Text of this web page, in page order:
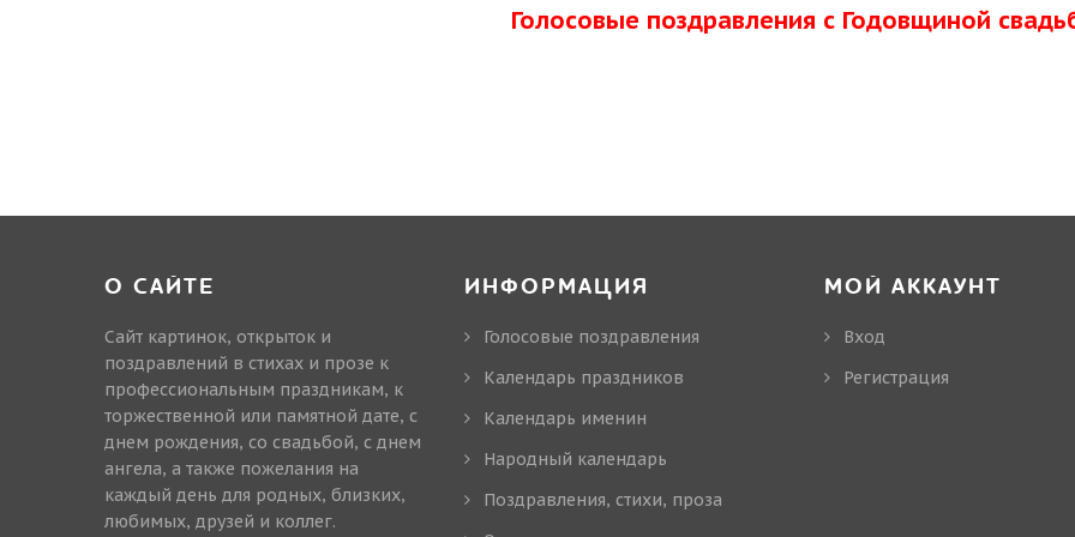
Голосовые поздравления с Годовщиной
О САЙТЕ
Сайт картинок, открыток и
поздравлений в стихах и прозе к
профессиональным праздникам, к
торжественной или памятной дате, с
днем рождения, со свадьбой, с днем
ангела, а также пожелания на
каждый день для родных, близких,
любимых, друзей и коллег.
ИНФОРМАЦИЯ
Голосовые поздравления
Календарь праздников
Календарь именин
Народный календарь
Поздравления, стихи, проза
МОЙ АККАУНТ
Вход
Регистрация